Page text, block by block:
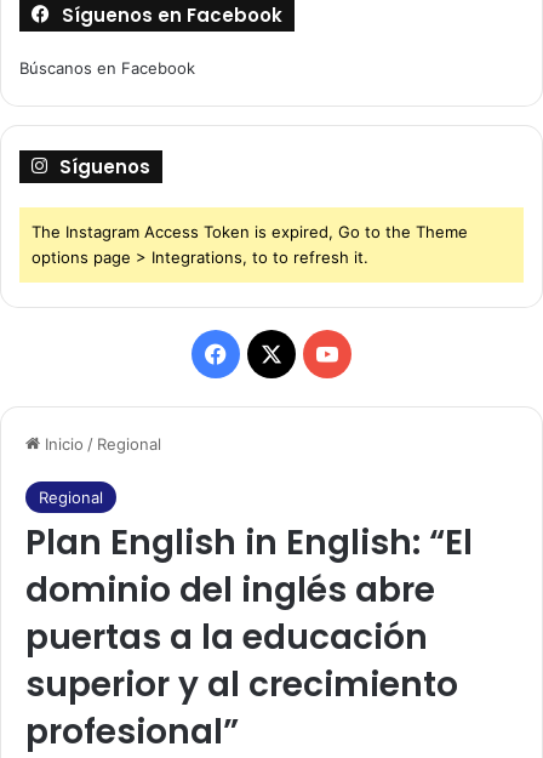
Inicio / Regional
Regional
Plan English in English: “El
dominio del inglés abre
puertas a la educación
superior y al crecimiento
profesional”
Síguenos en Facebook
Búscanos en Facebook
Síguenos
The Instagram Access Token is expired, Go to the Theme
options page > Integrations, to to refresh it.
F
a
b
o
o
k
X
Y
o
u
b
e